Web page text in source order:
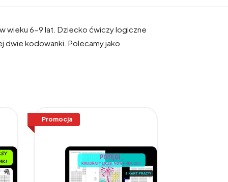
wieku 6-9 lat. Dziecko ćwiczy logiczne
dwie kodowanki. Polecamy jako
Promocja